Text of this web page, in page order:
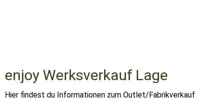
enjoy Werksverkauf Lage
Hier findest du Informationen zum Outlet/Fabrikverkauf